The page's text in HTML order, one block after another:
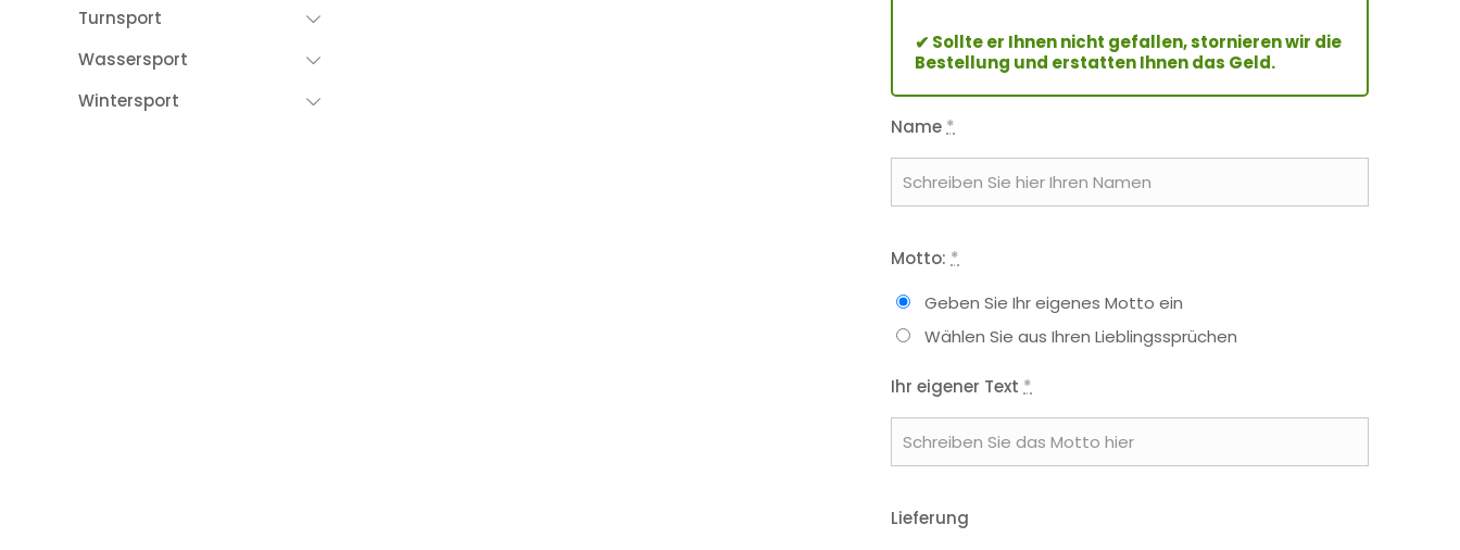
✔ Sollte er Ihnen nicht gefallen, stornieren wir die
Bestellung und erstatten Ihnen das Geld.
Name *
Motto: *
Geben Sie Ihr eigenes Motto ein
Wählen Sie aus Ihren Lieblingssprüchen
Ihr eigener Text *
Lieferung
Turnsport
Wassersport
Wintersport